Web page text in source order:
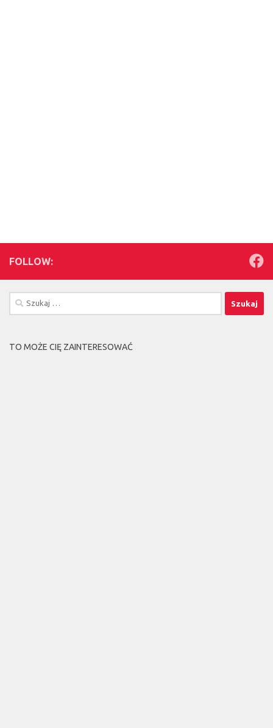
FOLLOW:
Szukaj:
TO MOŻE CIĘ ZAINTERESOWAĆ